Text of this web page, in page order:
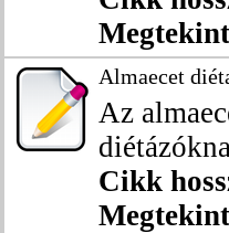
Almaecet
Az
Cikk